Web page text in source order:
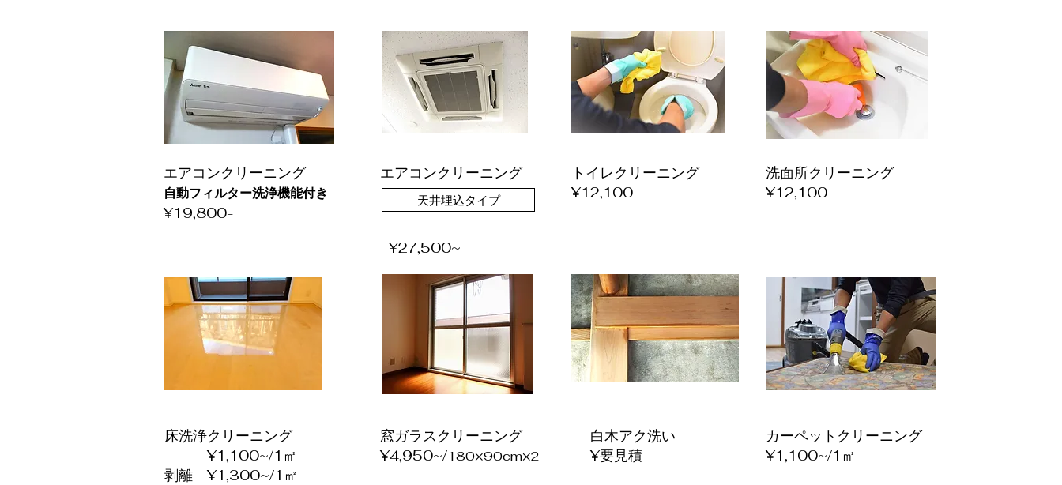
​エアコンクリーニング
自動フィルター洗浄機能付き
​¥19,800-
​エアコンクリーニング
天井埋込タイプ
トイレクリーニング
​¥12,100-
洗面所クリーニング
​¥12,100-
​¥27,500~
床洗浄クリーニング
​ ¥1,100~/1㎡
剥離 ¥1,300~/1㎡
窓ガラスクリーニング
​¥4,950~/180×90cm×2
白木アク洗い
​¥要見積
カーペットクリーニング
​¥1,100~/1㎡